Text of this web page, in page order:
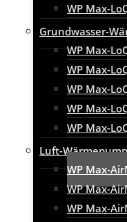
WP Max-
Grundwasser-
WP Max-
WP Max-
WP Max-
WP Max-
WP Max-
Luft-
WP Max-
WP Max-
WP Max-